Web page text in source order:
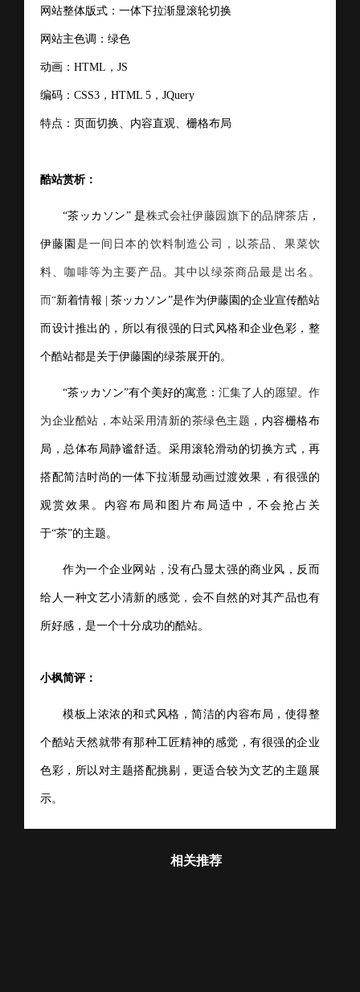
网站整体版式： 一体下拉渐显滚轮切换
网站主色调：绿色
动画： HTML，JS
编码：CSS3，HTML 5，JQuery
特点：页面切换、内容直观、栅格布局
酷站赏析：
“茶ッカソン” 是株式会社伊藤园旗下的品牌茶店 ，
伊藤園 是一间日本的饮料制造公司，以茶品、果菜饮
料、咖啡等为主要产品。其中以绿茶商品最是出名。
而“新着情報 | 茶ッカソン”是作为伊藤園的企业宣传酷站
而设计推出的，所以有很强的日式风格和企业色彩，整
个酷站都是关于伊藤園的绿茶展开的。
“茶ッカソン”有个美好的寓意： 汇集了人的愿望。作
为企业酷站，本站采用清新的茶绿色主题 ，内容栅格布
局，总体布局静谧舒适。采用 滚轮滑动的切换方式，再
搭配简洁时尚的一体下拉渐显 动画过渡效果，有很强的
观赏效果。内容布局和图片布局适中，不会抢占关
于“茶”的主题。
作为一个企业网站，没有凸显太强的商业风，反而
给人一种文艺小清新的感觉，会不自然的对其产品也有
所好感，是一个十分成功的酷站。
小枫简评：
模板上浓浓的和式风格，简洁的内容布局，使得整
个酷站天然就带有那种工匠精神的感觉，有很强的企业
色彩，所以对主题搭配挑剔，更适合较为文艺的主题展
示。
相关推荐